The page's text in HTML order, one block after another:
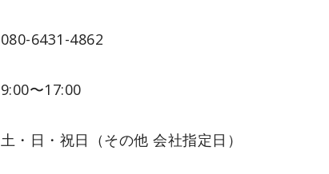
080-6431-4862
9:00〜17:00
土・日・祝日（その他 会社指定日）